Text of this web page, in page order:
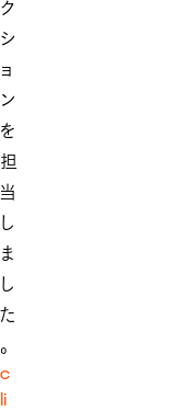
ク
シ
ョ
ン
を
担
当
し
ま
し
た
。
c
li